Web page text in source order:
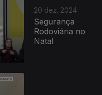
20 dez. 2024
Segurança
Rodoviária no
Natal